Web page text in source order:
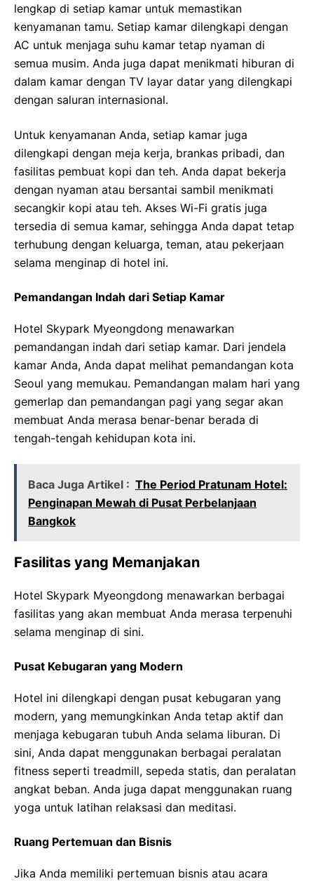
lengkap di setiap kamar untuk memastikan
kenyamanan tamu. Setiap kamar dilengkapi dengan
AC untuk menjaga suhu kamar tetap nyaman di
semua musim. Anda juga dapat menikmati hiburan di
dalam kamar dengan TV layar datar yang dilengkapi
dengan saluran internasional.
Untuk kenyamanan Anda, setiap kamar juga
dilengkapi dengan meja kerja, brankas pribadi, dan
fasilitas pembuat kopi dan teh. Anda dapat bekerja
dengan nyaman atau bersantai sambil menikmati
secangkir kopi atau teh. Akses Wi-Fi gratis juga
tersedia di semua kamar, sehingga Anda dapat tetap
terhubung dengan keluarga, teman, atau pekerjaan
selama menginap di hotel ini.
Pemandangan Indah dari Setiap Kamar
Hotel Skypark Myeongdong menawarkan
pemandangan indah dari setiap kamar. Dari jendela
kamar Anda, Anda dapat melihat pemandangan kota
Seoul yang memukau. Pemandangan malam hari yang
gemerlap dan pemandangan pagi yang segar akan
membuat Anda merasa benar-benar berada di
tengah-tengah kehidupan kota ini.
Baca Juga Artikel : The Period Pratunam Hotel:
Penginapan Mewah di Pusat Perbelanjaan
Bangkok
Fasilitas yang Memanjakan
Hotel Skypark Myeongdong menawarkan berbagai
fasilitas yang akan membuat Anda merasa terpenuhi
selama menginap di sini.
Pusat Kebugaran yang Modern
Hotel ini dilengkapi dengan pusat kebugaran yang
modern, yang memungkinkan Anda tetap aktif dan
menjaga kebugaran tubuh Anda selama liburan. Di
sini, Anda dapat menggunakan berbagai peralatan
fitness seperti treadmill, sepeda statis, dan peralatan
angkat beban. Anda juga dapat menggunakan ruang
yoga untuk latihan relaksasi dan meditasi.
Ruang Pertemuan dan Bisnis
Jika Anda memiliki pertemuan bisnis atau acara